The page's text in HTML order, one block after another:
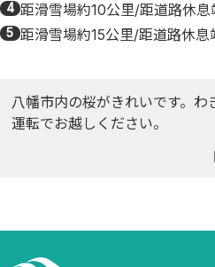
4 距滑雪場約10公里/距道路休息
5 距滑雪場約15公里/距道路休息
八幡市内の桜がきれいです。
運転でお越しください。